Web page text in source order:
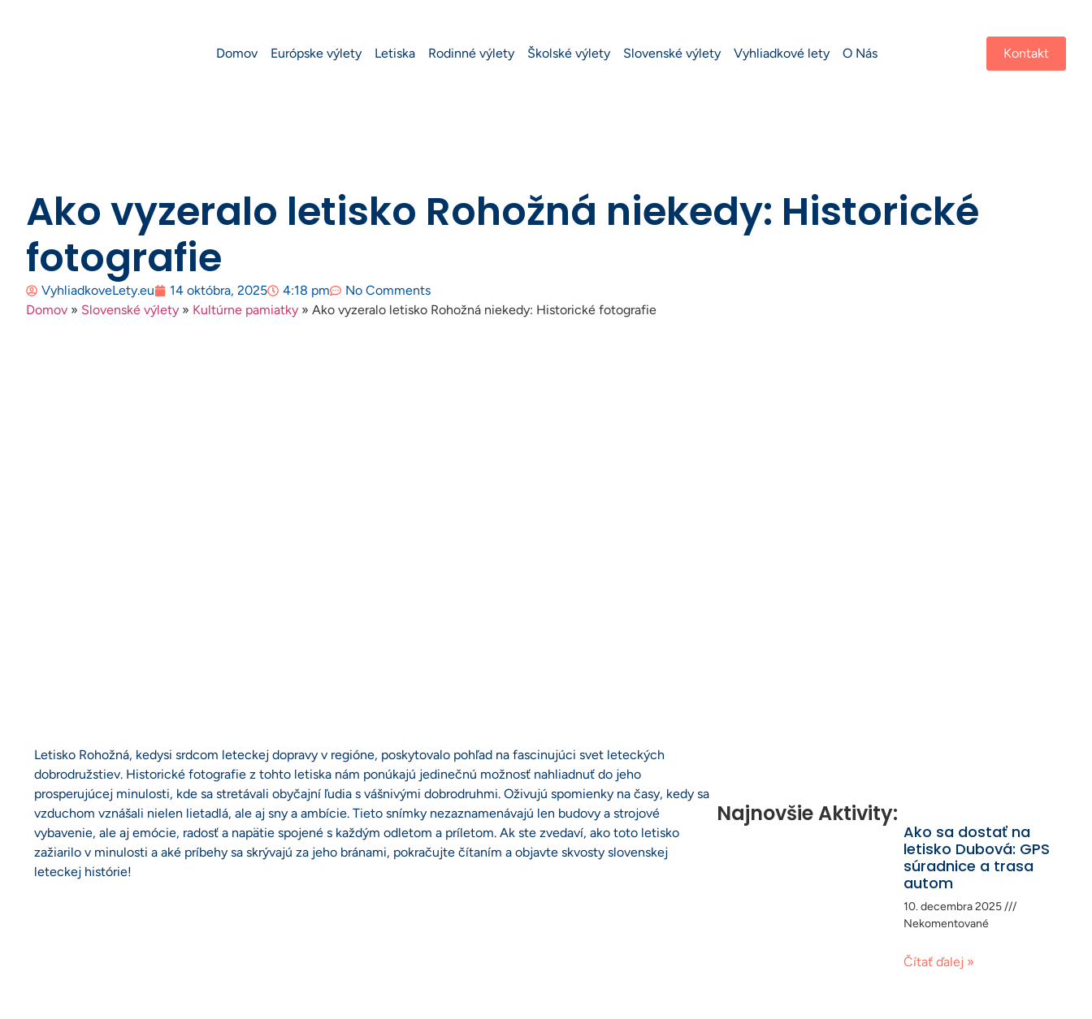
Domov Európske výlety Letiska Rodinné výlety Školské výlety Slovenské výlety Vyhliadkové lety O Nás Kontakt
Ako vyzeralo letisko Rohožná niekedy: Historické
fotografie
VyhliadkoveLety.eu 14 októbra, 2025 4:18 pm
No Comments
Domov » Slovenské výlety » Kultúrne pamiatky » Ako vyzeralo letisko Rohožná niekedy: Historické fotografie
Letisko Rohožná, kedysi srdcom leteckej dopravy v regióne, poskytovalo pohľad na fascinujúci svet leteckých
dobrodružstiev. Historické fotografie z tohto letiska nám ponúkajú jedinečnú možnosť nahliadnuť do jeho
prosperujúcej minulosti, kde sa stretávali obyčajní ľudia s vášnivými dobrodruhmi. Oživujú spomienky na časy, kedy sa
vzduchom vznášali nielen lietadlá, ale aj sny a ambície. Tieto snímky nezaznamenávajú len budovy a strojové
vybavenie, ale aj emócie, radosť a napätie spojené s každým odletom a príletom. Ak ste zvedaví, ako toto letisko
zažiarilo v minulosti a aké príbehy sa skrývajú za jeho bránami, pokračujte čítaním a objavte skvosty slovenskej
leteckej histórie!
Najnovšie Aktivity:
Ako sa dostať na
letisko Dubová: GPS
súradnice a trasa
autom
10. decembra 2025
Nekomentované
Čítať ďalej »